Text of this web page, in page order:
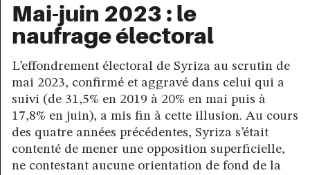
Mai-juin 2023 : le
naufrage électoral
L’effondrement électoral de Syriza au scrutin de
mai 2023, confirmé et aggravé dans celui qui a
suivi (de 31,5% en 2019 à 20% en mai puis à
17,8% en juin), a mis fin à cette illusion. Au cours
des quatre années précédentes, Syriza s’était
contenté de mener une opposition superficielle,
ne contestant aucune orientation de fond de la